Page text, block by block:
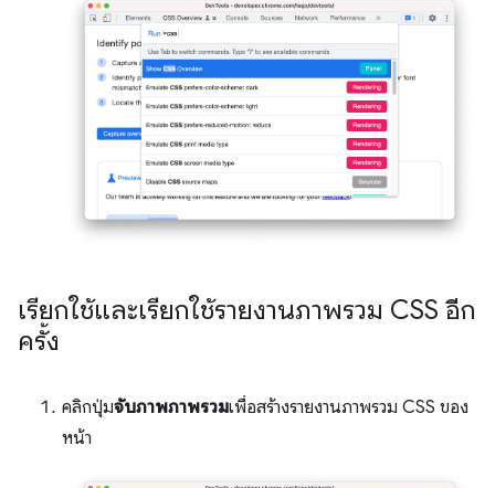
เรียกใช้และเรียกใช้รายงานภาพรวม CSS อีก
ครั้ง
คลิกปุ่มจับภาพภาพรวมเพื่อสร้างรายงานภาพรวม CSS ของ
หน้า